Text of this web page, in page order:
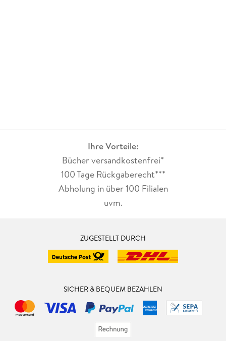
Ihre Vorteile:
Bücher versandkostenfrei*
100 Tage Rückgaberecht***
Abholung in über 100 Filialen
uvm.
ZUGESTELLT DURCH
SICHER & BEQUEM BEZAHLEN